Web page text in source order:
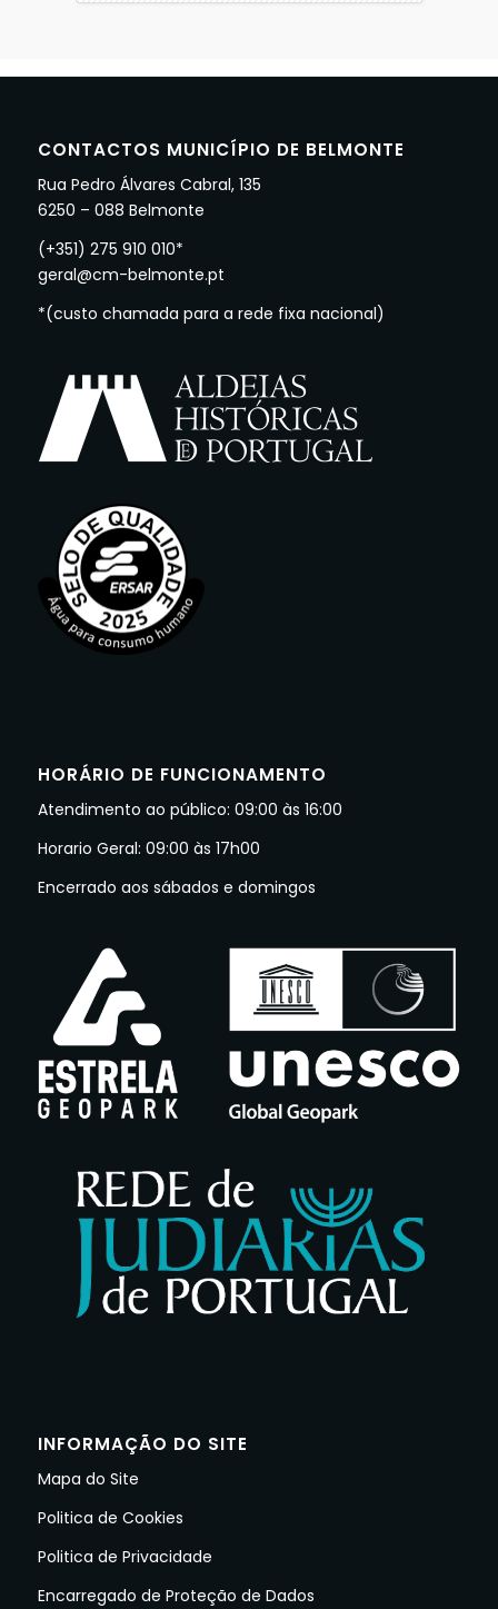
CONTACTOS MUNICÍPIO DE BELMONTE
Rua Pedro Álvares Cabral, 135
6250 – 088 Belmonte
(+351) 275 910 010*
geral@cm-belmonte.pt
*(custo chamada para a rede fixa nacional)
HORÁRIO DE FUNCIONAMENTO
Atendimento ao público: 09:00 às 16:00
Horario Geral: 09:00 às 17h00
Encerrado aos sábados e domingos
INFORMAÇÃO DO SITE
Mapa do Site
Politica de Cookies
Politica de Privacidade
Encarregado de Proteção de Dados